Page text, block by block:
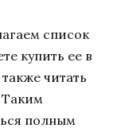
список
купить ее в
читать
Таким
полным